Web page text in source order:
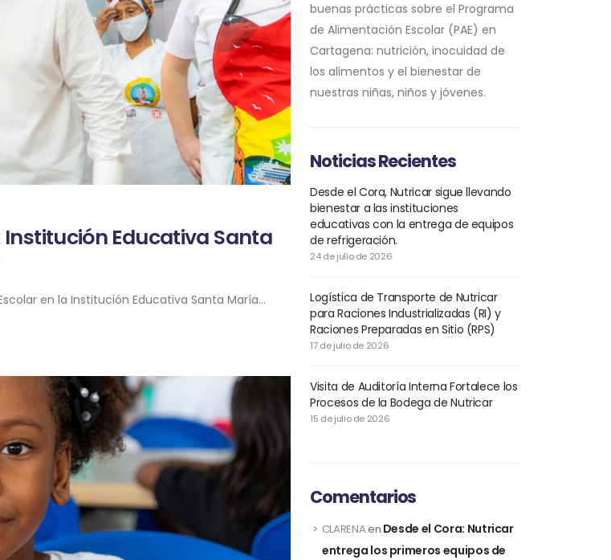
Educativa Santa
en la Institución Educativa Santa María...
buenas prácticas sobre el Programa
de Alimentación Escolar (PAE) en
Cartagena: nutrición, inocuidad de
los alimentos y el bienestar de
nuestras niñas, niños y jóvenes.
Noticias Recientes
Desde el Cora, Nutricar sigue llevando
bienestar a las instituciones
educativas con la entrega de equipos
de refrigeración.
24 de julio de 2026
Logística de Transporte de Nutricar
para Raciones Industrializadas (RI) y
Raciones Preparadas en Sitio (RPS)
17 de julio de 2026
Visita de Auditoría Interna Fortalece los
Procesos de la Bodega de Nutricar
15 de julio de 2026
Comentarios
CLARENAen Desde el Cora: Nutricar
entrega los primeros equipos de